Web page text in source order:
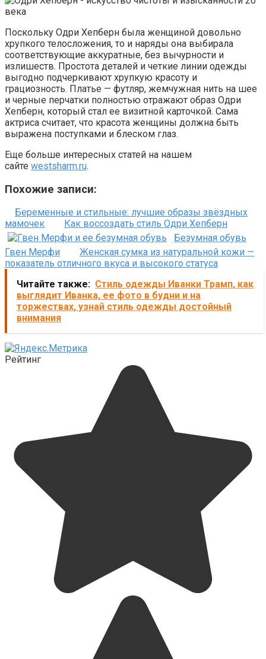
Поскольку Одри Хепберн была женщиной довольно
хрупкого телосложения, то и наряды она выбирала
соответствующие аккуратные, без вычурности и
излишеств. Простота деталей и четкие линии одежды
выгодно подчеркивают хрупкую красоту и
грациозность. Платье — футляр, жемчужная нить на шее
и черные перчатки полностью отражают образ Одри
Хепберн, который стал ее визитной карточкой. Сама
актриса считает, что красота женщины должна быть
выражена поступками и блеском глаз.
Еще больше интересных статей на нашем
сайте westsharm.ru.
Похожие записи:
Беременные и стильные: лучшие образы звёздных
мамочек
Как воссоздать стиль Одри Хепберн
Безумная обувь
Гвен Мерфи
Женская сумка из натуральной кожи —
показатель отличного вкуса и высокого статуса
Читайте также: Стиль одежды Иванки Трамп, как
выглядит Иванка, ее фото в будни и на
торжествах, узнай стиль одежды достойный
внимания
Рейтинг